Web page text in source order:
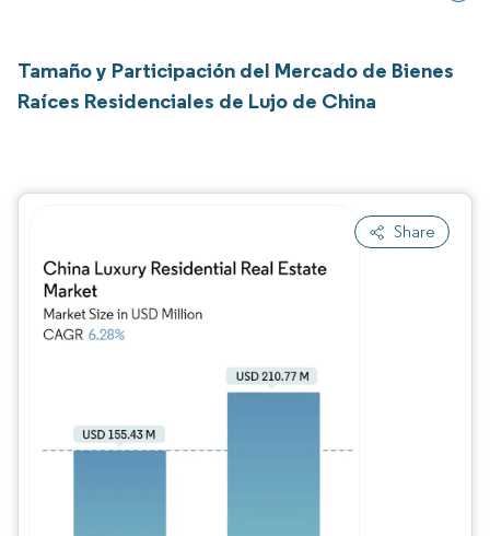
Tamaño y Participación del Mercado de Bienes
Raíces Residenciales de Lujo de China
Share